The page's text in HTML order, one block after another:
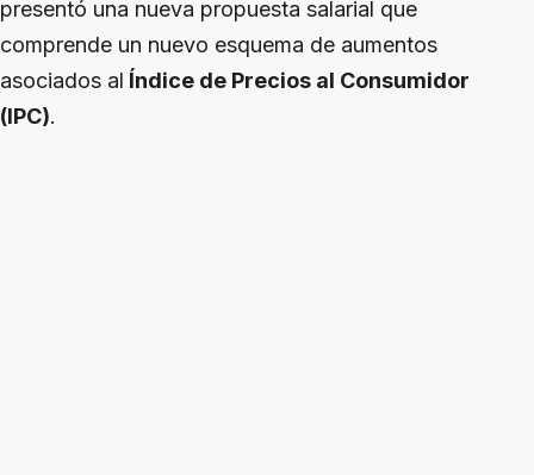
presentó una nueva propuesta salarial que
comprende un nuevo esquema de aumentos
asociados al Índice de Precios al Consumidor
(IPC).